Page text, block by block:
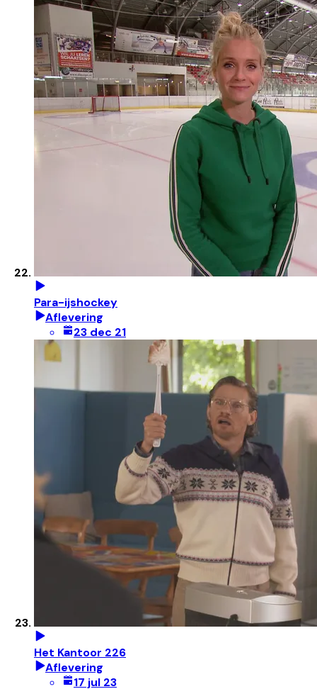
Para-ijshockey
Aflevering
23 dec 21
Het Kantoor 226
Aflevering
17 jul 23